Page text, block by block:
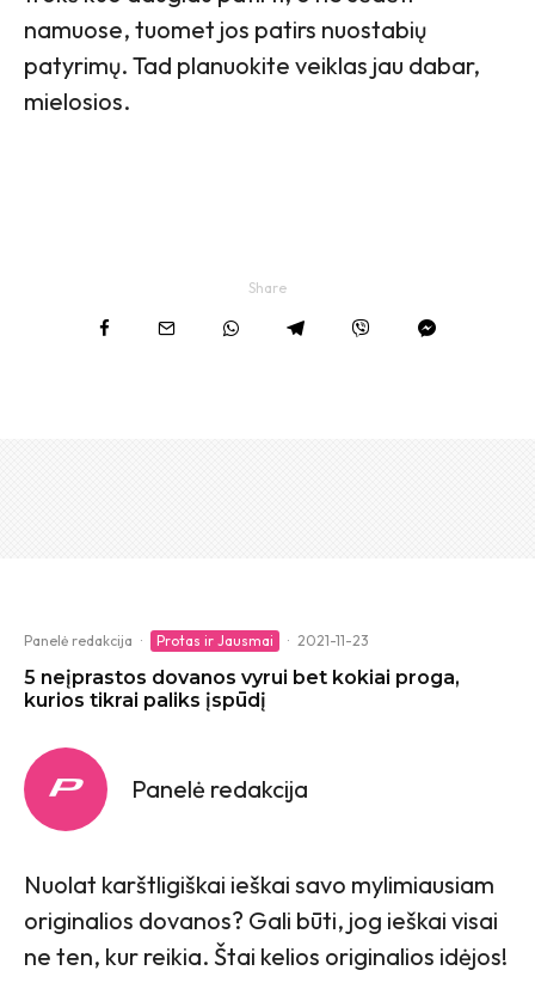
namuose, tuomet jos patirs nuostabių
patyrimų. Tad planuokite veiklas jau dabar,
mielosios.
Share
Panelė redakcija · Protas ir Jausmai · 2021-11-23
5 neįprastos dovanos vyrui bet kokiai proga,
kurios tikrai paliks įspūdį
Panelė redakcija
Nuolat karštligiškai ieškai savo mylimiausiam
originalios dovanos? Gali būti, jog ieškai visai
ne ten, kur reikia. Štai kelios originalios idėjos!